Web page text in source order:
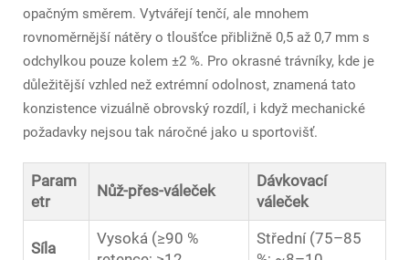
opačným směrem. Vytvářejí tenčí, ale mnohem
rovnoměrnější nátěry o tloušťce přibližně 0,5 až 0,7 mm s
odchylkou pouze kolem ±2 %. Pro okrasné trávníky, kde je
důležitější vzhled než extrémní odolnost, znamená tato
konzistence vizuálně obrovský rozdíl, i když mechanické
požadavky nejsou tak náročné jako u sportovišť.
Param
etr
Nůž-přes-váleček
Dávkovací
váleček
Síla
Vysoká (≥90 %
Střední (75–85